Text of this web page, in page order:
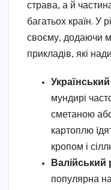
страва, а й
багатьох країн. У
своєму, додаючи
прикладів, які
мундирі
сметаною
картоплю
кропом і
Валійський
популярна